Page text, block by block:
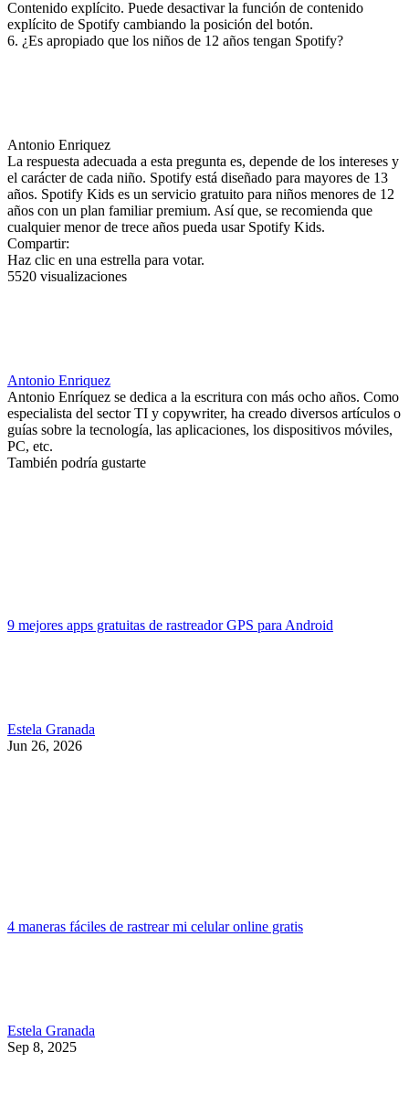
Contenido explícito. Puede desactivar la función de contenido
explícito de Spotify cambiando la posición del botón.
6. ¿Es apropiado que los niños de 12 años tengan Spotify?
Antonio Enriquez
La respuesta adecuada a esta pregunta es, depende de los intereses y
el carácter de cada niño. Spotify está diseñado para mayores de 13
años. Spotify Kids es un servicio gratuito para niños menores de 12
años con un plan familiar premium. Así que, se recomienda que
cualquier menor de trece años pueda usar Spotify Kids.
Compartir:
Haz clic en una estrella para votar.
5520 visualizaciones
Antonio Enriquez
Antonio Enríquez se dedica a la escritura con más ocho años. Como
especialista del sector TI y copywriter, ha creado diversos artículos o
guías sobre la tecnología, las aplicaciones, los dispositivos móviles,
PC, etc.
También podría gustarte
9 mejores apps gratuitas de rastreador GPS para Android
Estela Granada
Jun 26, 2026
4 maneras fáciles de rastrear mi celular online gratis
Estela Granada
Sep 8, 2025